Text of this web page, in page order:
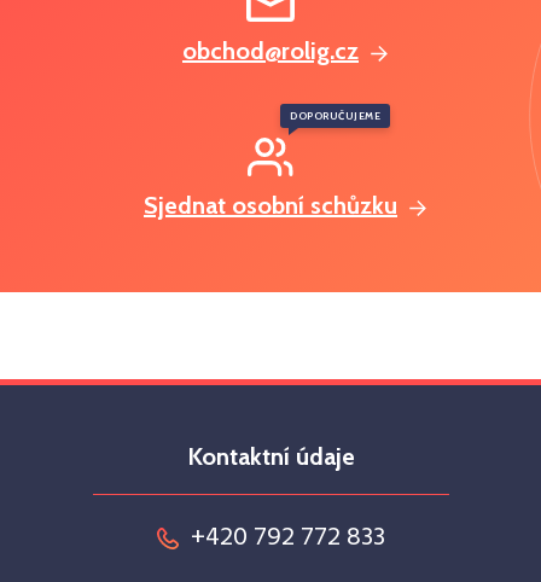
obchod@rolig.cz
Sjednat osobní schůzku
DOPORUČUJEME
Kontaktní údaje
+420 792 772 833